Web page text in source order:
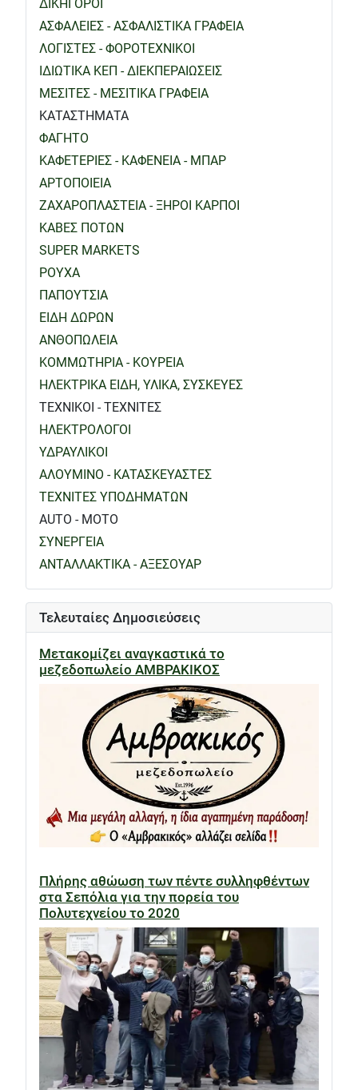
ΔΙΚΗΓΟΡΟΙ
ΑΣΦΑΛΕΙΕΣ - ΑΣΦΑΛΙΣΤΙΚΑ ΓΡΑΦΕΙΑ
ΛΟΓΙΣΤΕΣ - ΦΟΡΟΤΕΧΝΙΚΟΙ
ΙΔΙΩΤΙΚΑ ΚΕΠ - ΔΙΕΚΠΕΡΑΙΩΣΕΙΣ
ΜΕΣΙΤΕΣ - ΜΕΣΙΤΙΚΑ ΓΡΑΦΕΙΑ
ΚΑΤΑΣΤΗΜΑΤΑ
ΦΑΓΗΤΟ
ΚΑΦΕΤΕΡΙΕΣ - ΚΑΦΕΝΕΙΑ - ΜΠΑΡ
ΑΡΤΟΠΟΙΕΙΑ
ΖΑΧΑΡΟΠΛΑΣΤΕΙΑ - ΞΗΡΟΙ ΚΑΡΠΟΙ
ΚΑΒΕΣ ΠΟΤΩΝ
SUPER MARKETS
ΡΟΥΧΑ
ΠΑΠΟΥΤΣΙΑ
ΕΙΔΗ ΔΩΡΩΝ
ΑΝΘΟΠΩΛΕΙΑ
ΚΟΜΜΩΤΗΡΙΑ - ΚΟΥΡΕΙΑ
ΗΛΕΚΤΡΙΚΑ ΕΙΔΗ, ΥΛΙΚΑ, ΣΥΣΚΕΥΕΣ
ΤΕΧΝΙΚΟΙ - ΤΕΧΝΙΤΕΣ
ΗΛΕΚΤΡΟΛΟΓΟΙ
ΥΔΡΑΥΛΙΚΟΙ
ΑΛΟΥΜΙΝΟ - ΚΑΤΑΣΚΕΥΑΣΤΕΣ
ΤΕΧΝΙΤΕΣ ΥΠΟΔΗΜΑΤΩΝ
AUTO - MOTO
ΣΥΝΕΡΓΕΙΑ
ΑΝΤΑΛΛΑΚΤΙΚΑ - ΑΞΕΣΟΥΑΡ
Τελευταίες Δημοσιεύσεις
Μετακομίζει αναγκαστικά το
μεζεδοπωλείο ΑΜΒΡΑΚΙΚΟΣ
Πλήρης αθώωση των πέντε συλληφθέντων
στα Σεπόλια για την πορεία του
Πολυτεχνείου το 2020